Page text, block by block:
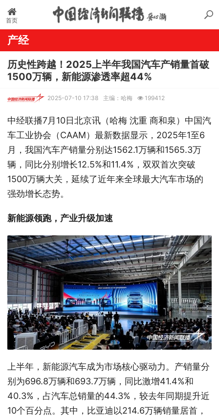
首页
产经
历史性跨越！2025上半年我国汽车产销量首破
1500万辆，新能源渗透率超44%
2025-07-10 17:38 主编：哈梅 199412
中经联播7月10日北京讯（哈梅 沈重 商和泉）中国汽
车工业协会（CAAM）最新数据显示，2025年1至6
月，我国汽车产销量分别达1562.1万辆和1565.3万
辆，同比分别增长12.5%和11.4%，双双首次突破
1500万辆大关，延续了近年来全球最大汽车市场的
强劲增长态势。
新能源领跑，产业升级加速
上半年，新能源汽车成为市场核心驱动力。产销量分
别为696.8万辆和693.7万辆，同比激增41.4%和
40.3%，占汽车总销量的44.3%，较去年同期提升近
10个百分点。其中，比亚迪以214.6万辆销量居首，